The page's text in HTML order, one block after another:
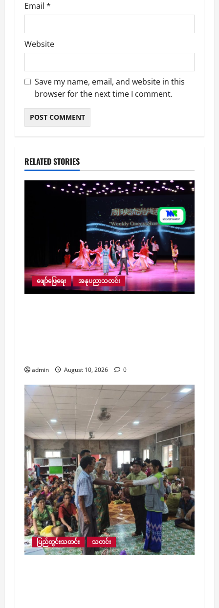
Email *
Website
Save my name, email, and website in this
browser for the next time I comment.
RELATED STORIES
ဖျော်ဖြေရေး အနုပညာသတင်း
admin August 10, 2026 0
ပြည်တွင်းသတင်း သတင်း